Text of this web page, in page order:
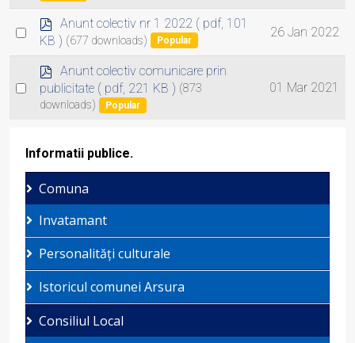
item
Select
p
d
f
Anunt colectiv nr 1 2022 ( pdf, 101
KB ) (677 downloads) Popular
26 Jan 2022
Select
p
d
f
Anunt colectiv comunicare prin
publicitate ( pdf, 221 KB ) (873
downloads)
Popular
01 Mar 2021
Informatii publice.
Comuna
Invatamant
Personalități culturale
Istoricul comunei Arsura
Consiliul Local